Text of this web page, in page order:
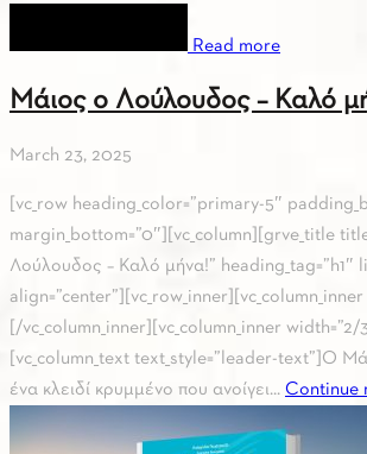
Read more
Μάιος ο Λούλουδος – Καλό
March 23, 2025
[vc_row heading_color=”primary-5″
margin_bottom=”0″][vc_column][grve_title
Λούλουδος – Καλό μήνα!” heading_tag=”h1″
align=”center”][vc_row_inner][vc_column_inner
[/vc_column_inner][vc_column_inner width=”2/
[vc_column_text text_style=”leader-text”]Ο
ένα κλειδί κρυμμένο που ανοίγει... Continue